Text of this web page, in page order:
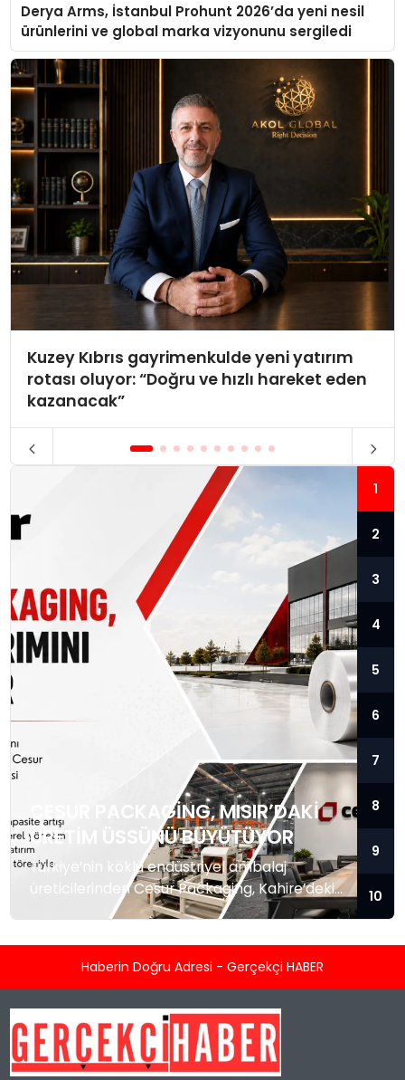
Derya Arms, İstanbul Prohunt 2026’da yeni nesil
ürünlerini ve global marka vizyonunu sergiledi
Kuzey Kıbrıs gayrimenkulde yeni yatırım
rotası oluyor: “Doğru ve hızlı hareket eden
kazanacak”
CESUR PACKAGING, MISIR’DAKI
ÜRETIM ÜSSÜNÜ BÜYÜTÜYOR
Türkiye’nin köklü endüstriyel ambalaj
üreticilerinden Cesur Packaging, Kahire’deki
tam entegre tesisinde kapasite artırımına
yatırıldı. Endüstriyel ambalaj sektörünün
Packaging, Mısır’daki üretim yatırımlarını
yeni bir aşamaya taşıyor. Şirketin Onursal
Başkanı Mehmet Cesur ve CEO Cihan Cesur,
1
2
3
4
5
6
7
8
9
10
Haberin Doğru Adresi - Gerçekçi HABER